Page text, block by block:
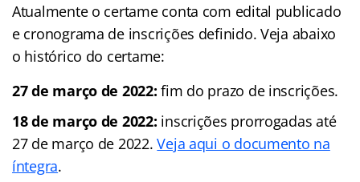
Atualmente o certame conta com edital publicado
e cronograma de inscrições definido. Veja abaixo
o histórico do certame:
27 de março de 2022: fim do prazo de inscrições.
18 de março de 2022: inscrições prorrogadas até
27 de março de 2022.Veja aqui o documento na
íntegra.